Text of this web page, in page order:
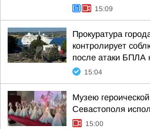
15:09
Прокуратура
контролирует
после атаки БПЛА
15:04
Музею
Севастополя
15:00